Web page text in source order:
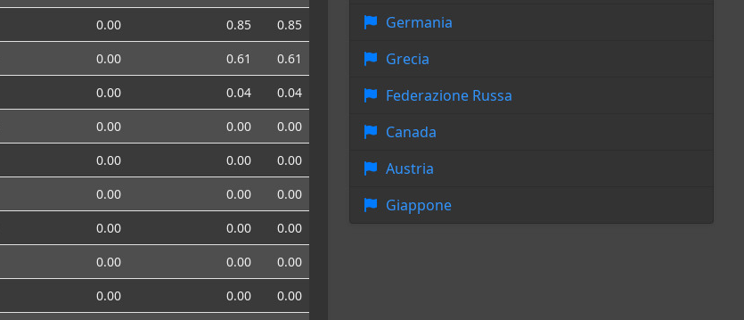
0.00 0.85
0.85
0.00 0.61
0.61
0.00 0.04
0.04
0.00 0.00
0.00
0.00 0.00
0.00
0.00 0.00
0.00
0.00 0.00
0.00
0.00 0.00
0.00
0.00 0.00 0.00
Germania
Grecia
Federazione Russa
Canada
Austria
Giappone